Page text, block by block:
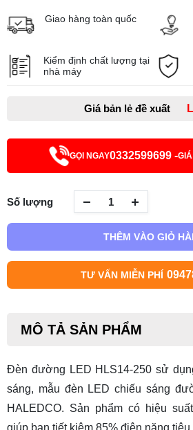
Giao hàng toàn quốc
Kiểm định chất lượng tại
nhà máy
Giá bản lẻ đề xuất
GỌI NGAY0332599699 -
Số lượng
THÊM VÀO GIỎ
TƯ VẤN MIỄN PHÍ
MÔ TẢ SẢN PHẨM
Đèn đường LED HLS14-250 sử
sáng, mẫu đèn LED chiếu sáng
HALEDCO. Sản phẩm có hiệu